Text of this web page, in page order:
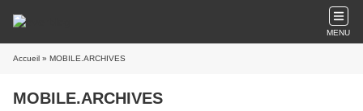
MENU
Accueil » MOBILE.ARCHIVES
MOBILE.ARCHIVES